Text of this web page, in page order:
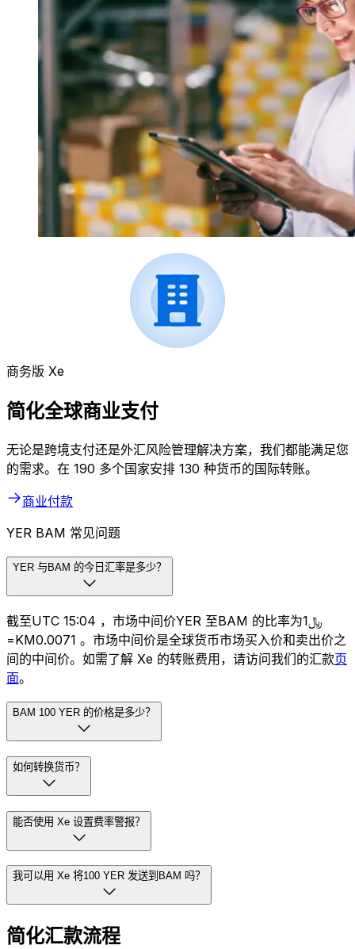
商务版 Xe
简化全球商业支付
无论是跨境支付还是外汇风险管理解决方案，我们都能满足您
的需求。在 190 多个国家安排 130 种货币的国际转账。
商业付款
YER BAM 常见问题
YER 与BAM 的今日汇率是多少？
截至UTC 15:04 ，市场中间价YER 至BAM 的比率为﷼1
=KM0.0071 。市场中间价是全球货币市场买入价和卖出价之
间的中间价。如需了解 Xe 的转账费用，请访问我们的汇款页
面。
BAM 100 YER 的价格是多少？
如何转换货币？
能否使用 Xe 设置费率警报？
我可以用 Xe 将100 YER 发送到BAM 吗？
简化汇款流程